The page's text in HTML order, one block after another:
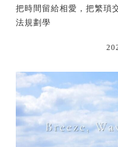
把時間留給相愛，把繁瑣
法規劃學